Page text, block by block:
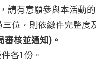
，請有意願參與本活動
位，則依繳件完整度
審核並通知)。
各1份。